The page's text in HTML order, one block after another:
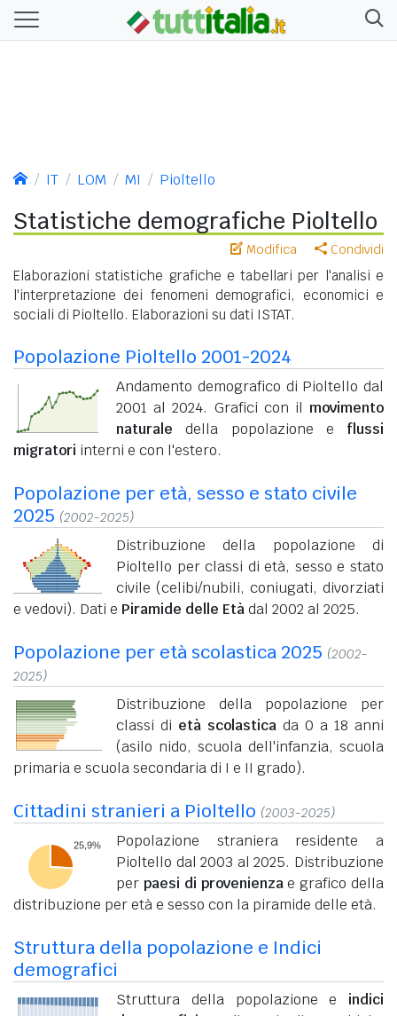
IT LOM MI Pioltello
Statistiche demografiche Pioltello
Modifica Condividi
Elaborazioni statistiche grafiche e tabellari per l'analisi e
l'interpretazione dei fenomeni demografici, economici e
sociali di Pioltello. Elaborazioni su dati ISTAT.
Popolazione Pioltello 2001-2024
Andamento demografico di Pioltello dal
2001 al 2024. Grafici con il movimento
naturale della popolazione e flussi
migratori interni e con l'estero.
Popolazione per età, sesso e stato civile
2025 (2002-2025)
Distribuzione della popolazione di
Pioltello per classi di età, sesso e stato
civile (celibi/nubili, coniugati, divorziati
e vedovi). Dati e Piramide delle Etàdal 2002 al 2025.
Popolazione per età scolastica 2025 (2002-
2025)
Distribuzione della popolazione per
classi di età scolastica da 0 a 18 anni
(asilo nido, scuola dell'infanzia, scuola
primaria e scuola secondaria di I e II grado).
Cittadini stranieri a Pioltello (2003-2025)
Popolazione straniera residente a
Pioltello dal 2003 al 2025. Distribuzione
per paesi di provenienzae grafico della
distribuzione per età e sesso con la piramide delle età.
Struttura della popolazione e Indici
demografici
Struttura della popolazione e indici